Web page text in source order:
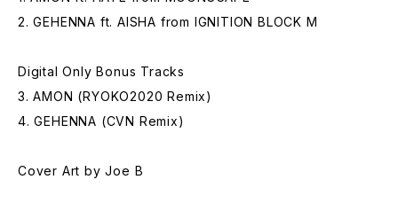
2. GEHENNA ft. AISHA from IGNITION BLOCK M
Digital Only Bonus Tracks
3. AMON (RYOKO2020 Remix)
4. GEHENNA (CVN Remix)
Cover Art by Joe B